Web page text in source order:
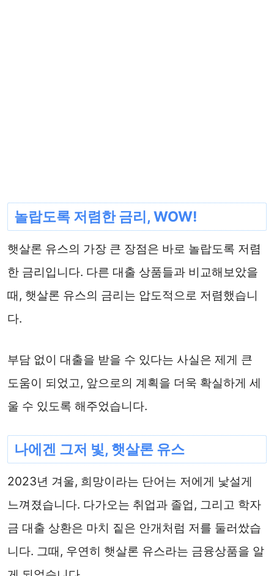
놀랍도록 저렴한 금리, WOW!
햇살론 유스의 가장 큰 장점은 바로 놀랍도록 저렴
한 금리입니다. 다른 대출 상품들과 비교해보았을
때, 햇살론 유스의 금리는 압도적으로 저렴했습니
다.
부담 없이 대출을 받을 수 있다는 사실은 제게 큰
도움이 되었고, 앞으로의 계획을 더욱 확실하게 세
울 수 있도록 해주었습니다.
나에겐 그저 빛, 햇살론 유스
2023년 겨울, 희망이라는 단어는 저에게 낯설게
느껴졌습니다. 다가오는 취업과 졸업, 그리고 학자
금 대출 상환은 마치 짙은 안개처럼 저를 둘러쌌습
니다. 그때, 우연히 햇살론 유스라는 금융상품을 알